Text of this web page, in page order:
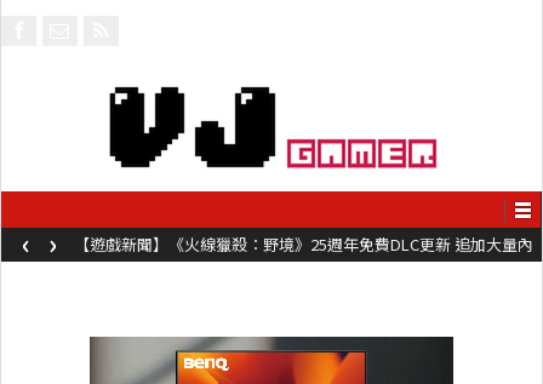
【遊戲新聞】《火線獵殺：野境》25週年免費DLC更新 追加大量內
容同時系舊作限時超平價折扣
‹ ›